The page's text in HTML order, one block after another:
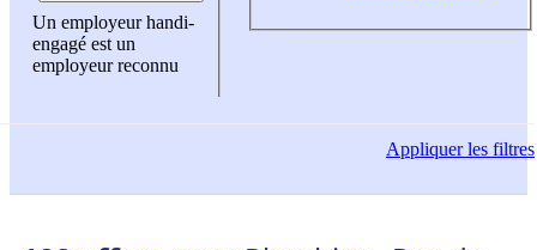
Un employeur handi-
engagé est un
employeur reconnu
Appliquerles filtres